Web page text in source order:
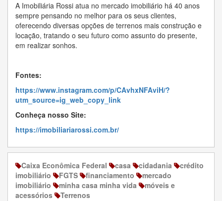
A Imobiliária Rossi atua no mercado imobiliário há 40 anos
sempre pensando no melhor para os seus clientes,
oferecendo diversas opções de terrenos mais construção e
locação, tratando o seu futuro como assunto do presente,
em realizar sonhos.
Fontes:
https://www.instagram.com/p/CAvhxNFAviH/?
utm_source=ig_web_copy_link
Conheça nosso Site:
https://imobiliariarossi.com.br/
Caixa Econômica Federal casa cidadania
crédito
imobiliário
FGTS financiamento
mercado
imobiliário
minha casa minha vida
móveis e
acessórios
Terrenos